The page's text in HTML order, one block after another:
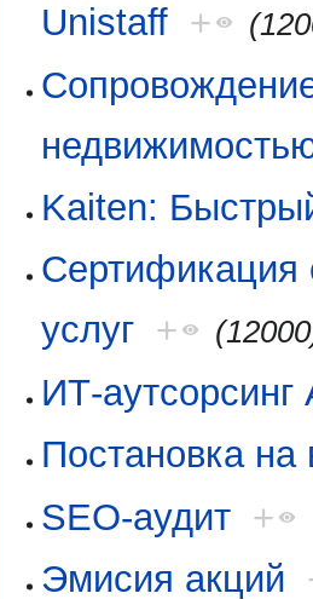
Unistaff +
Kaiten:
Сертификация
услуг +
ИТ-аутсорсинг
Постановка на
SEO-аудит +
Эмисия акций